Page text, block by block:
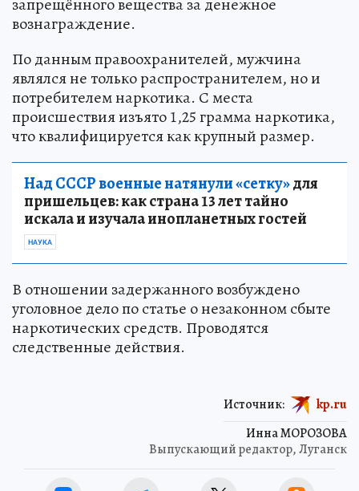
запрещённого вещества за денежное
вознаграждение.
По данным правоохранителей, мужчина
являлся не только распространителем, но и
потребителем наркотика. С места
происшествия изъято 1,25 грамма наркотика,
что квалифицируется как крупный размер.
Над СССР военные натянули «сетку»для
пришельцев: как страна 13 лет тайно
искала и изучала инопланетных гостей
НАУКА
В отношении задержанного возбуждено
уголовное дело по статье о незаконном сбыте
наркотических средств. Проводятся
следственные действия.
Инна МОРОЗОВА
Выпускающий редактор, Луганск
Источник: kp.ru